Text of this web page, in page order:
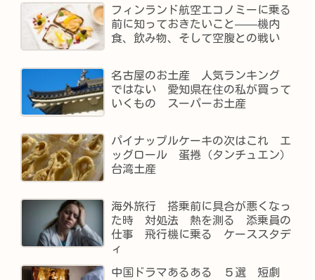
フィンランド航空エコノミーに乗る
前に知っておきたいこと——機内
食、飲み物、そして空腹との戦い
名古屋のお土産 人気ランキング
ではない 愛知県在住の私が買って
いくもの スーパーお土産
パイナップルケーキの次はこれ エ
ッグロール 蛋捲（タンチュエン）
台湾土産
海外旅行 搭乗前に具合が悪くなっ
た時 対処法 熱を測る 添乗員の
仕事 飛行機に乗る ケーススタデ
ィ
中国ドラマあるある ５選 短劇